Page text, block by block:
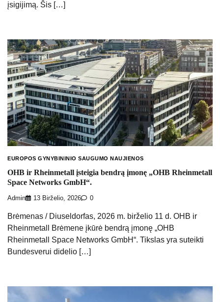
įsigijimą. Šis […]
EUROPOS GYNYBININIO SAUGUMO NAUJIENOS
OHB ir Rheinmetall įsteigia bendrą įmonę „OHB Rheinmetall
Space Networks GmbH“.
Admin 13 Birželio, 2026 0
Brėmenas / Diuseldorfas, 2026 m. birželio 11 d. OHB ir
Rheinmetall Brėmene įkūrė bendrą įmonę „OHB
Rheinmetall Space Networks GmbH“. Tikslas yra suteikti
Bundesverui didelio […]